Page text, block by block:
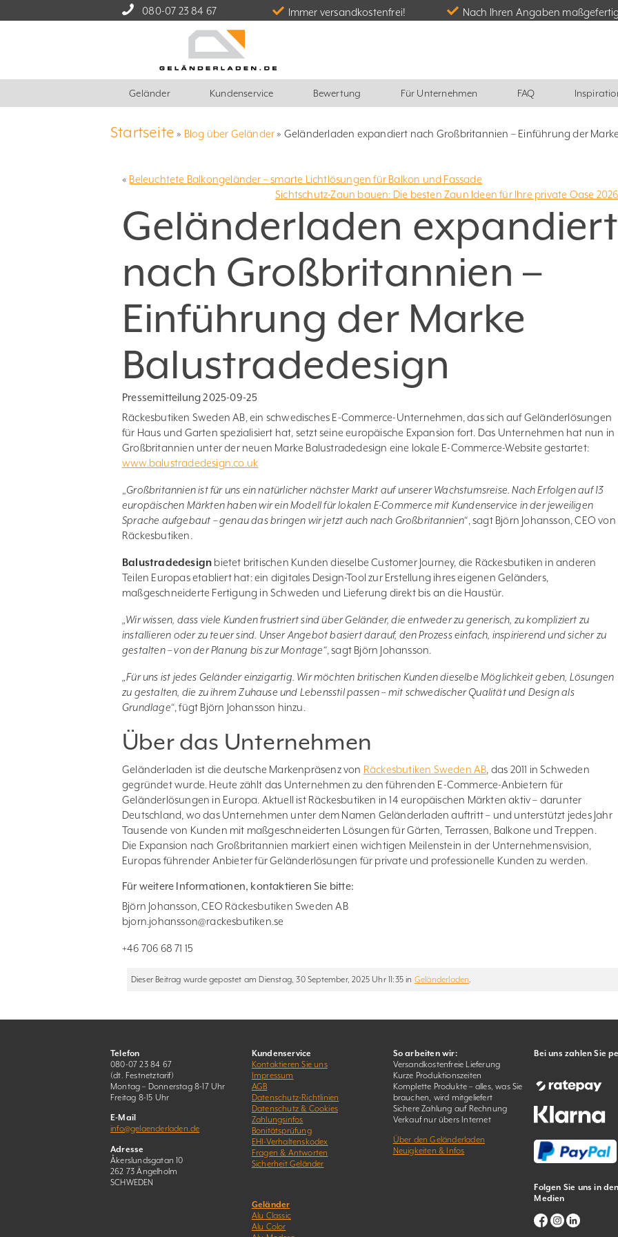
080-07 23 84 67 Immer versandkostenfrei! Nach Ihren Angaben
Geländer Kundenservice Bewertung Für Unternehmen FAQ
Startseite » Blog über Geländer» Geländerladen expandiert nach Großbritannien – Einführung der
« Beleuchtete Balkongeländer – smarte Lichtlösungen für Balkon und Fassade
Sichtschutz-Zaun bauen: Die besten Zaun Ideen für Ihre private Oase 2026
Geländerladen expandiert
nach Großbritannien –
Einführung der Marke
Balustradedesign
Pressemitteilung 2025-09-25
Räckesbutiken Sweden AB, ein schwedisches E-Commerce-Unternehmen, das sich auf Geländerlösungen
für Haus und Garten spezialisiert hat, setzt seine europäische Expansion fort. Das Unternehmen hat nun in
Großbritannien unter der neuen Marke Balustradedesign eine lokale E-Commerce-Website gestartet:
www.balustradedesign.co.uk
Großbritannien ist für uns ein natürlicher nächster Markt auf unserer Wachstumsreise. Nach Erfolgen auf 13
europäischen Märkten haben wir ein Modell für lokalen E-Commerce mit Kundenservice in der jeweiligen
Sprache aufgebaut – genau das bringen wir jetzt auch nach Großbritannien“ , sagt Björn Johansson, CEO von
Räckesbutiken.
Balustradedesign bietet britischen Kunden dieselbe Customer Journey, die Räckesbutiken in anderen
Teilen Europas etabliert hat: ein digitales Design-Tool zur Erstellung ihres eigenen Geländers,
maßgeschneiderte Fertigung in Schweden und Lieferung direkt bis an die Haustür.
„Wir wissen, dass viele Kunden frustriert sind über Geländer, die entweder zu generisch, zu kompliziert zu
installieren oder zu teuer sind. Unser Angebot basiert darauf, den Prozess einfach, inspirierend und sicher zu
gestalten – von der Planung bis zur Montage“, sagt Björn Johansson.
„Für uns ist jedes Geländer einzigartig. Wir möchten britischen Kunden dieselbe Möglichkeit geben, Lösungen
zu gestalten, die zu ihrem Zuhause und Lebensstil passen – mit schwedischer Qualität und Design als
Grundlage“ , fügt Björn Johansson hinzu.
Über das Unternehmen
Geländerladen ist die deutsche Markenpräsenz von Räckesbutiken Sweden AB , das 2011 in Schweden
gegründet wurde. Heute zählt das Unternehmen zu den führenden E-Commerce-Anbietern für
Geländerlösungen in Europa. Aktuell ist Räckesbutiken in 14 europäischen Märkten aktiv – darunter
Deutschland, wo das Unternehmen unter dem Namen Geländerladen auftritt – und unterstützt jedes Jahr
Tausende von Kunden mit maßgeschneiderten Lösungen für Gärten, Terrassen, Balkone und Treppen.
Die Expansion nach Großbritannien markiert einen wichtigen Meilenstein in der Unternehmensvision,
Europas führender Anbieter für Geländerlösungen für private und professionelle Kunden zu werden.
Für weitere Informationen, kontaktieren Sie bitte:
Björn Johansson, CEO Räckesbutiken Sweden AB
bjorn.johansson@rackesbutiken.se
+46 706 68 71 15
Dieser Beitrag wurde gepostet am Dienstag, 30 September, 2025 Uhr 11:35 in Geländerladen.
Telefon
080-07 23 84 67
(dt. Festnetztarif)
Montag – Donnerstag 8-17 Uhr
Freitag 8-15 Uhr
E-Mail
info@gelaenderladen.de
Adresse
Åkerslundsgatan 10
262 73 Ängelholm
SCHWEDEN
Kundenservice
Kontaktieren Sie uns
Impressum
AGB
Datenschutz-Richtlinien
Datenschutz & Cookies
Zahlungsinfos
Bonitätsprüfung
EHI-Verhaltenskodex
Fragen & Antworten
Sicherheit Geländer
Geländer
Alu Classic
Alu Color
So arbeiten wir:
Versandkostenfreie Lieferung
Kurze Produktionszeiten
Komplette Produkte – alles, was Sie
brauchen, wird mitgeliefert
Sichere Zahlung auf Rechnung
Verkauf nur übers Internet
Über den Geländerladen
Neuigkeiten & Infos
Bei uns zahlen Sie
Folgen Sie uns in
Medien